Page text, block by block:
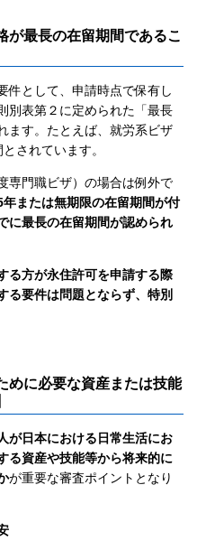
が最長の在留期間であるこ
件として、申請時点で保有し
別表第２に定められた「最長
ます。たとえば、就労系ビザ
されています。
専門職ビザ）の場合は例外で
または無期限の在留期間が付
に最長の在留期間が認められ
る方が永住許可を申請する際
る要件は問題とならず、特別
めに必要な資産または技能
が日本における日常生活にお
る資産や技能等から将来的に
が重要な審査ポイントとなり